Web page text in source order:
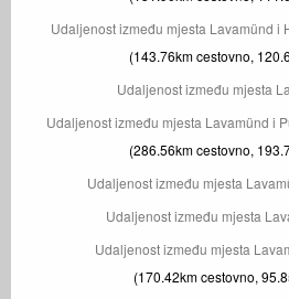
Udaljenost između mjesta Lavamünd i
(143.76km cestovno,
Udaljenost između mjesta
Udaljenost između mjesta Lavamünd i
(286.56km cestovno,
Udaljenost između mjesta
Udaljenost između mjesta
Udaljenost između mjesta
(170.42km cestovno,